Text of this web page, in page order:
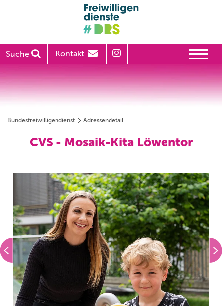
Suche Kontakt
Bundesfreiwilligendienst Adressendetail
CVS - Mosaik-Kita Löwentor